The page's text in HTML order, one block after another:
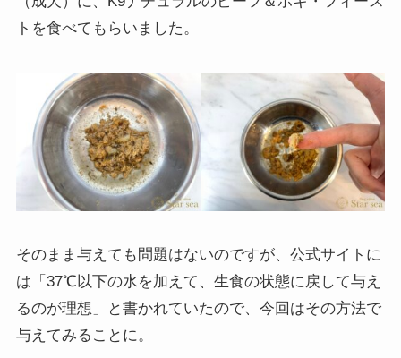
トを食べてもらいました。
そのまま与えても問題はないのですが、公式サイトに
は「37℃以下の水を加えて、生食の状態に戻して与え
るのが理想」と書かれていたので、今回はその方法で
与えてみることに。